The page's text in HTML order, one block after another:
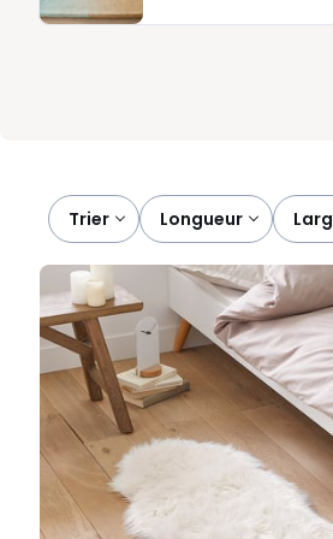
accueillante. Notre conseil : pensez
Trier
longueur